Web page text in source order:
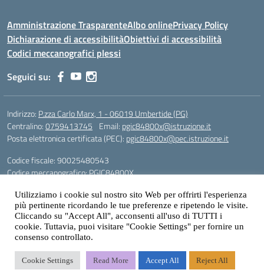
Amministrazione TrasparenteAlbo onlinePrivacy Policy
Dichiarazione di accessibilitàObiettivi di accessibilità
Codici meccanografici plessi
Seguici su:
Indirizzo: P.zza Carlo Marx, 1 - 06019 Umbertide (PG)
Centralino:0759413745 Email: pgic84800x@istruzione.it
Posta elettronica certificata (PEC): pgic84800x@pec.istruzione.it
Codice fiscale: 90025480543
Codice meccanografico:PGIC84800X
Gestione sito web: prof. Paolo Chitarrai
Utilizziamo i cookie sul nostro sito Web per offrirti l'esperienza
più pertinente ricordando le tue preferenze e ripetendo le visite.
Cliccando su "Accept All", acconsenti all'uso di TUTTI i
cookie. Tuttavia, puoi visitare "Cookie Settings" per fornire un
consenso controllato.
Cookie Settings Read More Accept All Reject All